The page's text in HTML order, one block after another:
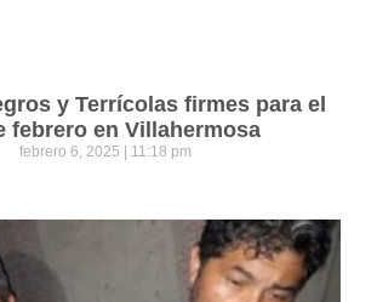
y Terrícolas firmes para el
febrero en Villahermosa
febrero 6, 2025 11:18 pm